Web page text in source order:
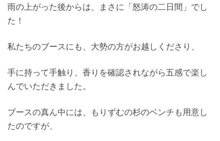
雨の上がった後からは、まさに「怒涛の二日間」でし
た！
私たちのブースにも、大勢の方がお越しくださり、
手に持って手触り、香りを確認されながら五感で楽し
んでいただきました。
ブースの真ん中には、もりずむの杉のベンチも用意し
たのですが、